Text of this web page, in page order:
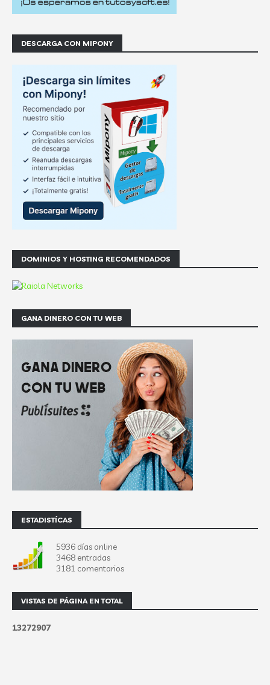
DESCARGA CON MIPONY
DOMINIOS Y HOSTING RECOMENDADOS
GANA DINERO CON TU WEB
ESTADISTÍCAS
5936 días online
3468 entradas
3181 comentarios
VISTAS DE PÁGINA EN TOTAL
13272907